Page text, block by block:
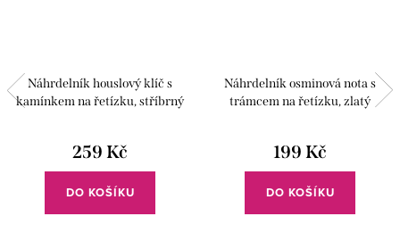
Náhrdelník houslový klíč s
kamínkem na řetízku, stříbrný
259 Kč
DO KOŠÍKU
Náhrdelník osminová nota s
trámcem na řetízku, zlatý
199 Kč
DO KOŠÍKU